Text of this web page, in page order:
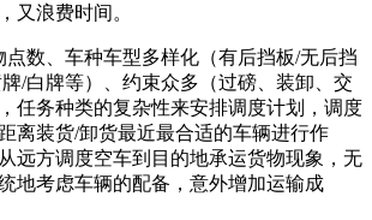
又浪费时间。
点数、车种车型多样化（有后挡板/无后挡
/白牌等）、约束众多（过磅、装卸、交
任务种类的复杂性来安排调度计划，调度
离装货/卸货最近最合适的车辆进行作
远方调度空车到目的地承运货物现象，无
地考虑车辆的配备，意外增加运输成